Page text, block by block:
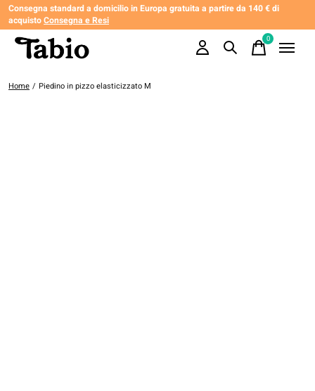
Consegna standard a domicilio in Europa gratuita a partire da 140 € di
acquistoConsegna e Resi
0items
Home / Piedino in pizzo elasticizzato M